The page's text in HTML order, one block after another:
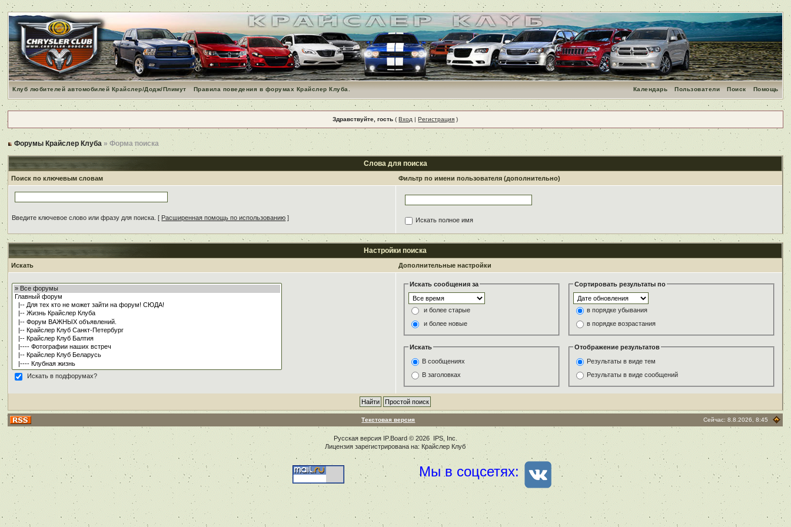
Клуб любителей автомобилей Крайслер/Додж/Плимут Правила поведения в форумах Крайслер Клуба. Помощь
Поиск
Пользователи
Календарь
Здравствуйте, гость (Вход |Регистрация )
Форумы Крайслер Клуба » Форма поиска
Слова для поиска
Поиск по ключевым словам Фильтр по имени пользователя (дополнительно)
Введите ключевое слово или фразу для поиска. [ Расширенная помощь по использованию ] Искать полное имя
Настройки поиска
Искать Дополнительные настройки
Искать в подфорумах?
Искать сообщения за
и более старые
и более новые
Сортировать результаты по
в порядке убывания
в порядке возрастания
Искать
В сообщениях
В заголовках
Отображение результатов
Результаты в виде тем
Результаты в виде сообщений
Текстовая версия Сейчас: 8.8.2026, 8:45
Русская версия IP.Board© 2026 IPS, Inc
Лицензия зарегистрирована на: Крайслер Клуб
Мы в соцсетях: